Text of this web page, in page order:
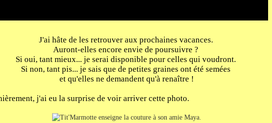
J'ai hâte de les retrouver aux prochaines vacances.
Auront-elles encore envie de poursuivre ?
Si oui, tant mieux... je serai disponible pour celles qui voudront.
Si non, tant pis... je sais que de petites graines ont été semées
et qu'elles ne demandent qu'à renaître !
j'ai eu la surprise de voir arriver cette photo.